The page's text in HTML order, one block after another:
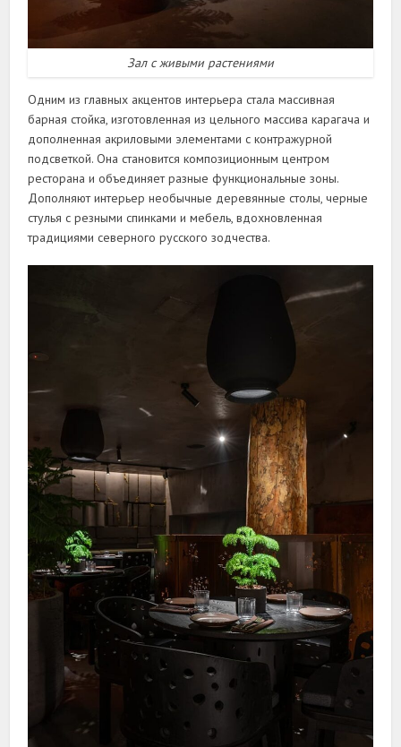
Зал с живыми растениями
Одним из главных акцентов интерьера стала массивная
барная стойка, изготовленная из цельного массива карагача и
дополненная акриловыми элементами с контражурной
подсветкой. Она становится композиционным центром
ресторана и объединяет разные функциональные зоны.
Дополняют интерьер необычные деревянные столы, черные
стулья с резными спинками и мебель, вдохновленная
традициями северного русского зодчества.